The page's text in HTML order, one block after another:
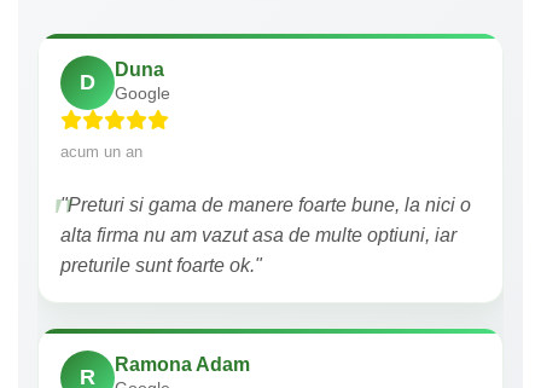
D
Duna
Google
acum un an
"Preturi si gama de manere foarte bune, la nici o
alta firma nu am vazut asa de multe optiuni, iar
preturile sunt foarte ok."
R
Ramona Adam